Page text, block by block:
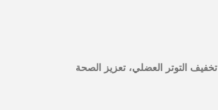
تخفيف التوتر العضلي، تعزيز الصحة